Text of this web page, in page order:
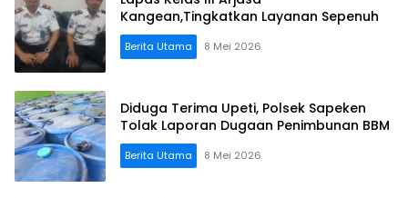
Kangean,Tingkatkan Layanan Sepenuh
Berita Utama 8 Mei 2026
Diduga Terima Upeti, Polsek Sapeken
Tolak Laporan Dugaan Penimbunan BBM
Berita Utama 8 Mei 2026